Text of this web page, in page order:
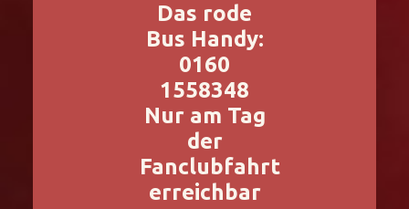
Das rode
Bus Handy:
0160
1558348
Nur am Tag
der
Fanclubfahrt
erreichbar